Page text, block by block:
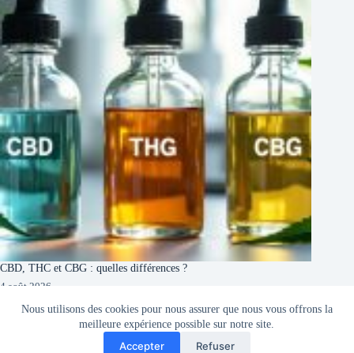
Nous utilisons des cookies pour nous assurer que nous vous offrons la
meilleure expérience possible sur notre site.
Accepter Refuser
CBD, THC et CBG : quelles différences ?
4 août 2026